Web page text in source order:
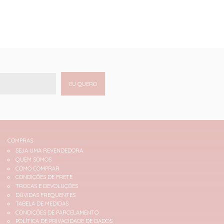
EU QUERO
COMPRAS
SEJA UMA REVENDEDORA
QUEM SOMOS
COMO COMPRAR
CONDIÇÕES DE FRETE
TROCAS E DEVOLUÇÕES
DÚVIDAS FREQUENTES
TABELA DE MEDIDAS
CONDIÇÕES DE PARCELAMENTO
POLÍTICA DE PRIVACIDADE DE DADOS